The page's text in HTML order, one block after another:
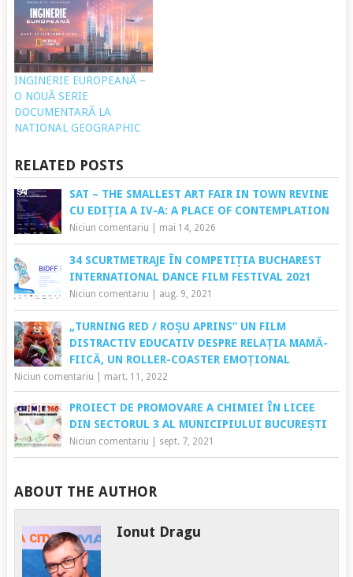
INGINERIE EUROPEANĂ –
O NOUĂ SERIE
DOCUMENTARĂ LA
NATIONAL GEOGRAPHIC
RELATED POSTS
SAT – THE SMALLEST ART FAIR IN TOWN REVINE
CU EDIȚIA A IV-A: A PLACE OF CONTEMPLATION
Niciun comentariu mai 14, 2026
34 SCURTMETRAJE ÎN COMPETIȚIA BUCHAREST
INTERNATIONAL DANCE FILM FESTIVAL 2021
Niciun comentariu aug. 9, 2021
„TURNING RED / ROȘU APRINS” UN FILM
DISTRACTIV EDUCATIV DESPRE RELAȚIA MAMĂ-
FIICĂ, UN ROLLER-COASTER EMOȚIONAL
Niciun comentariu mart. 11, 2022
PROIECT DE PROMOVARE A CHIMIEI ÎN LICEE
DIN SECTORUL 3 AL MUNICIPIULUI BUCUREȘTI
Niciun comentariu sept. 7, 2021
ABOUT THE AUTHOR
Ionut Dragu